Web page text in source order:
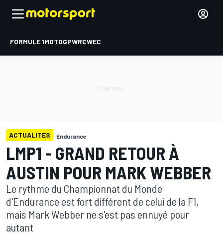
FORMULE 1MOTOGPWRCWEC
ACTUALITÉS Endurance
LMP1 - GRAND RETOUR À
AUSTIN POUR MARK WEBBER
Le rythme du Championnat du Monde
d'Endurance est fort différent de celui de la F1,
mais Mark Webber ne s'est pas ennuyé pour
autant